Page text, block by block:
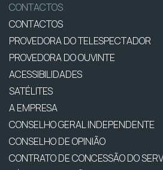
CONTACTOS
CONTACTOS
PROVEDORA DO TELESPECTADOR
PROVEDORA DO OUVINTE
ACESSIBILIDADES
SATÉLITES
A EMPRESA
CONSELHO GERAL INDEPENDENTE
CONSELHO DE OPINIÃO
CONTRATO DE CONCESSÃO DO